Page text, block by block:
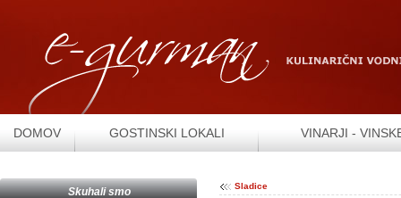
DOMOV GOSTINSKI LOKALI VINARJI -
Skuhali smo Sladice